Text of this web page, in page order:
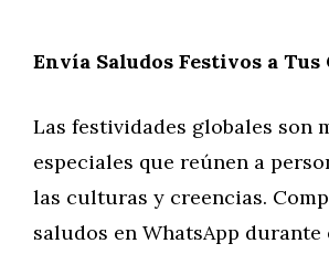
Envía Saludos Festivos a
Las festividades globales son
especiales que reúnen a
las culturas y creencias.
saludos en WhatsApp durante